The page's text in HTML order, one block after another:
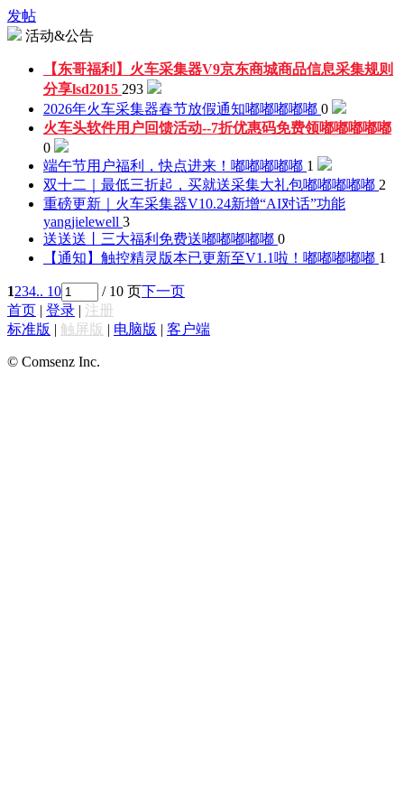
发帖
活动&公告
【东哥福利】火车采集器V9京东商城商品信息采集规则
分享lsd2015 293
2026年火车采集器春节放假通知嘟嘟嘟嘟嘟 0
火车头软件用户回馈活动--7折优惠码免费领嘟嘟嘟嘟嘟
0
端午节用户福利，快点进来！ 嘟嘟嘟嘟嘟 1
双十二｜最低三折起，买就送采集大礼包嘟嘟嘟嘟嘟 2
重磅更新｜火车采集器V10.24新增“AI对话”功能
yangjielewell 3
送送送丨三大福利免费送嘟嘟嘟嘟嘟 0
【通知】触控精灵版本已更新至V1.1啦！ 嘟嘟嘟嘟嘟 1
1234.. 10 / 10 页下一页
首页 | 登录 | 注册
标准版 | 触屏版 | 电脑版 | 客户端
© Comsenz Inc.